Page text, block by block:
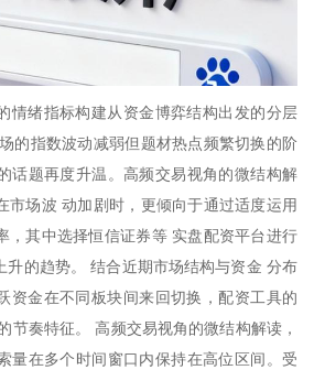
情绪指标构建从资金博弈结构出发的分层
的指数波动减弱但题材热点频繁切换的阶
话题再度升温。高频交易视角的微结构解
市场波 动加剧时，更倾向于通过适度运用
，其中选择恒信证券等 实盘配资平台进行
升的趋势。 结合近期市场结构与资金 分布
资金在不同板块间来回切换，配资工具的
节奏特征。 高频交易视角的微结构解读，
量在多个时间窗口内保持在高位区间。受